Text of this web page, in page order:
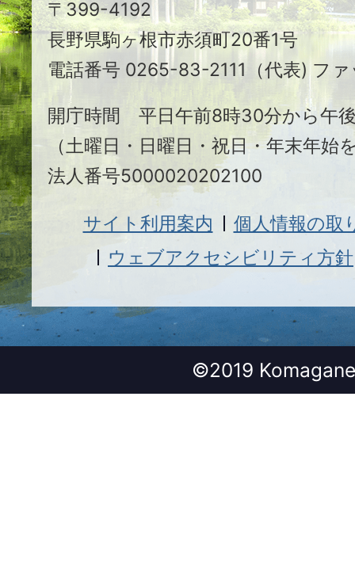
ヶ
根
市
〒399-4192
長野県駒ヶ根市赤須町20番1号
電話番号 0265-83-2111（代表) フ
開庁時間 平日午前8時30分から午
（土曜日・日曜日・祝日・年末年始
法人番号5000020202100
サイト利用案内
個人情報の取
ウェブアクセシビリティ方針
©2019